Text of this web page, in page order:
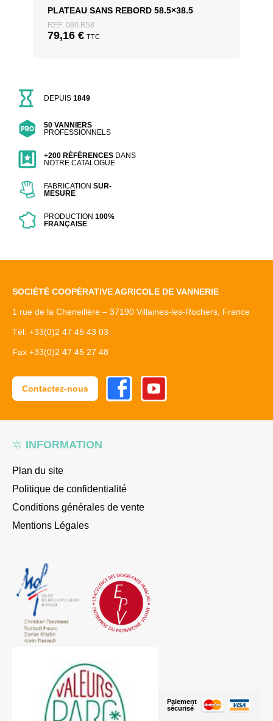
PLATEAU SANS REBORD 58.5×38.5
REF: 080.R58
79,16 € TTC
DEPUIS1849
50 VANNIERS
PROFESSIONNELS
+200 RÉFÉRENCES DANS
NOTRE CATALOGUE
FABRICATIONSUR-
MESURE
PRODUCTION100%
FRANÇAISE
INFORMATION
Plan du site
Politique de confidentialité
Conditions générales de vente
Mentions Légales
SOCIÉTÉ COOPÉRATIVE AGRICOLE DE VANNERIE
1 rue de la Cheneillère – 37190 Villaines-les-Rochers, France
Tél. +33(0)2 47 45 43 03
Fax +33(0)2 47 45 27 48
Paiement
sécurisé
Contactez-nous
FacebookYoutube